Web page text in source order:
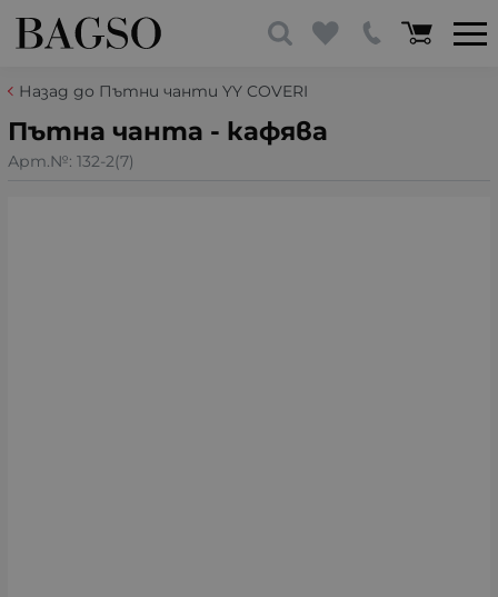
Назад до Пътни чанти YY COVERI
Пътна чанта - кафява
Арт.№: 132-2(7)